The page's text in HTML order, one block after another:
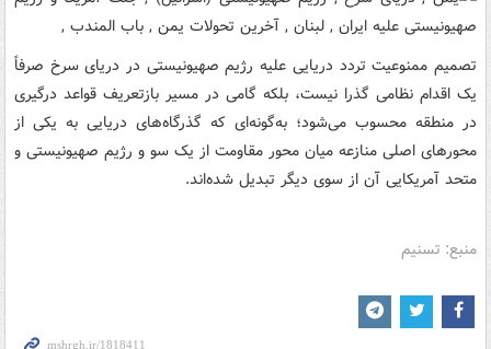
تصمیم ممنوعیت تردد دریایی علیه رژیم صهیونیستی در دریای سرخ صرفاً
یک اقدام نظامی گذرا نیست، بلکه گامی در مسیر بازتعریف قواعد درگیری
در منطقه محسوب می‌شود؛ به‌گونه‌ای که گذرگاه‌های دریایی به یکی از
محورهای اصلی منازعه میان محور مقاومت از یک سو و رژیم صهیونیستی و
متحد آمریکایی آن از سوی دیگر تبدیل شده‌اند.
منبع: تسنیم